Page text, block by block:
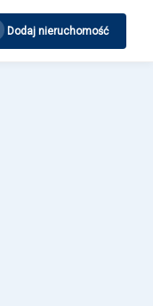
Dodaj nieruchomość